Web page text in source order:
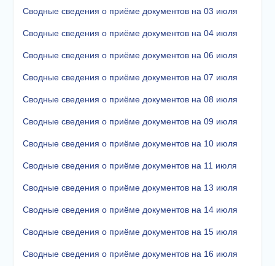
Сводные сведения о приёме документов на 03 июля
Сводные сведения о приёме документов на 04 июля
Сводные сведения о приёме документов на 06 июля
Сводные сведения о приёме документов на 07 июля
Сводные сведения о приёме документов на 08 июля
Сводные сведения о приёме документов на 09 июля
Сводные сведения о приёме документов на 10 июля
Сводные сведения о приёме документов на 11 июля
Сводные сведения о приёме документов на 13 июля
Сводные сведения о приёме документов на 14 июля
Сводные сведения о приёме документов на 15 июля
Сводные сведения о приёме документов на 16 июля